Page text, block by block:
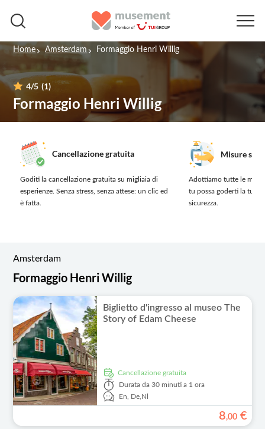
Home Amsterdam Formaggio Henri Willig
4/5 (1)
Formaggio Henri Willig
Cancellazione gratuita
Goditi la cancellazione gratuita su migliaia di
esperienze. Senza stress, senza attese: un clic ed
è fatta.
Misure
Adottiamo tutte le
tu possa goderti la tua
sicurezza.
Amsterdam
Formaggio Henri Willig
Biglietto d'ingresso al museo The
Story of Edam Cheese
Cancellazione gratuita
Durata da 30 minuti a 1 ora
En,
De,Nl
8,00 €